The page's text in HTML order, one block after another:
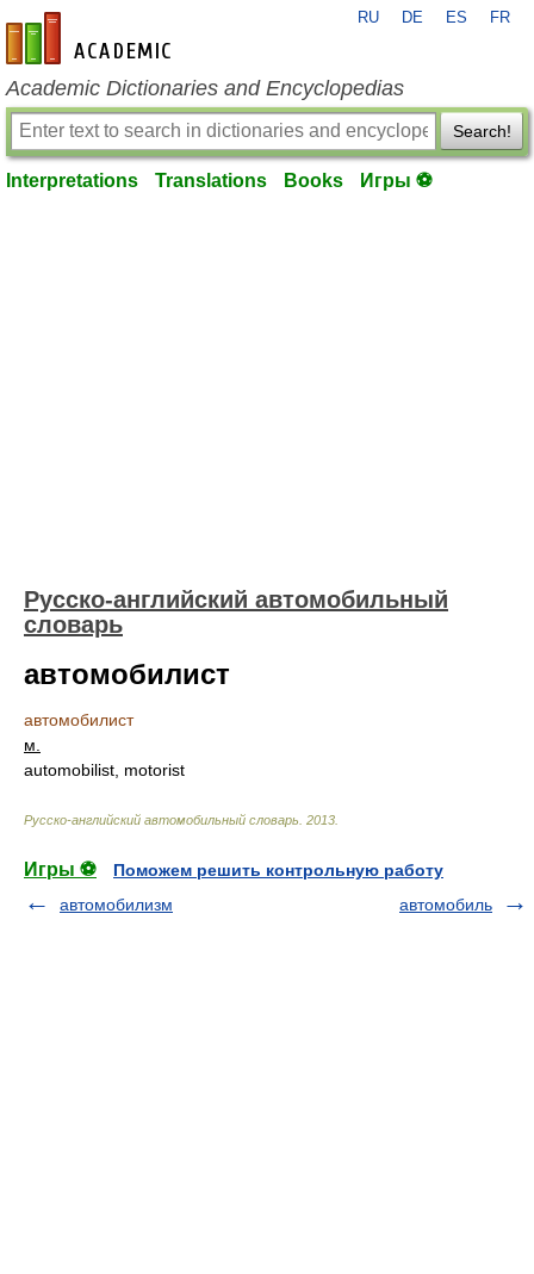
en-academic.com
RU DE ES FR
Academic Dictionaries and Encyclopedias
Search!
Interpretations Translations Books Игры ⚽
Русско-английский автомобильный
словарь
автомобилист
автомобилист
м.
automobilist, motorist
Русско-английский автомобильный словарь 2013
Игры ⚽
Поможем решить контрольную работу
автомобилизм
автомобиль